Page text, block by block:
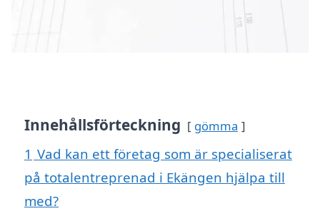
Innehållsförteckning gömma
1 Vad kan ett företag som är specialiserat
på totalentreprenad i Ekängen hjälpa till
med?